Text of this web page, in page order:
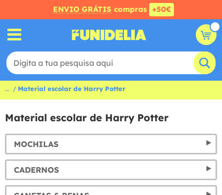
ENVIO GRÁTIS compras +50€
... Material escolar de Harry Potter
Material escolar de Harry Potter
MOCHILAS
CADERNOS